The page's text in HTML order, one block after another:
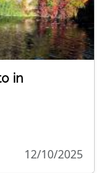
in
12/10/2025